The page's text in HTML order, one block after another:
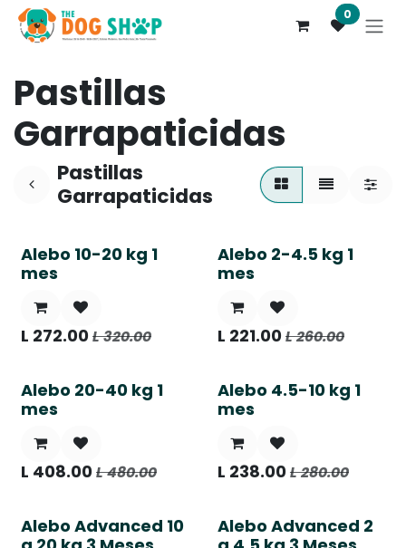
Ir al contenido 0
Pastillas
Garrapaticidas
Pastillas
Garrapaticidas
Alebo 10-20 kg 1
mes
L 272.00L320.00
Alebo 2-4.5 kg 1
mes
L 221.00L260.00
Alebo 20-40 kg 1
mes
L 408.00L480.00
Alebo 4.5-10 kg 1
mes
L 238.00L280.00
Alebo Advanced 10
Alebo Advanced 2